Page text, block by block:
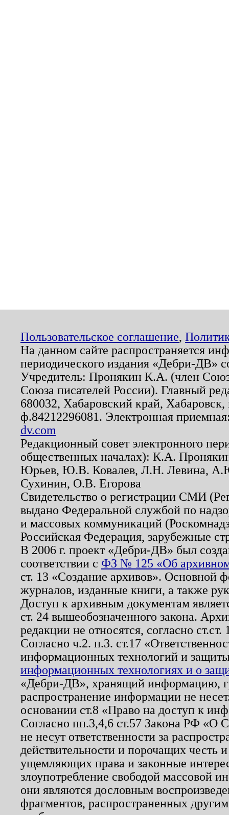
Пользовательское соглашение,
На данном сайте распространяется
периодического издания «Дебри-ДВ»
Учредитель: Пронякин К.А. (член
Союза писателей России). Главный
680032, Хабаровский край,
ф.84212296081. Электронная
dv.com
Редакционный совет электронного
общественных началах): К.А.
Юрьев, Ю.В. Ковалев, Л.Н. Левина,
Сухинин, О.В. Егорова
Свидетельство о регистрации СМИ
выдано Федеральной службой по
и массовых коммуникаций
Российская Федерация, зарубежные
В 2006 г. проект «Дебри-ДВ» был
соответствии с ФЗ № 125 «Об
ст. 13 «Создание архивов». Основной
журналов, изданные книги, а также
Доступ к архивным документам
ст. 24 вышеобозначенного закона.
редакции не относятся, согласно
Согласно ч.2. п.3. ст.17
информационных технологий и
информационных технологиях и о
«Дебри-ДВ», хранящий информацию,
распространение информации не
основании ст.8 «Право на доступ к
Согласно пп.3,4,6 ст.57 Закона РФ «О
не несут ответственности за
действительности и порочащих честь
ущемляющих права и законные
злоупотребление свободой массовой
они являются дословным
фрагментов, распространенных